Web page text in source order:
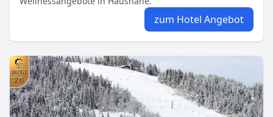
zum Hotel Angebot